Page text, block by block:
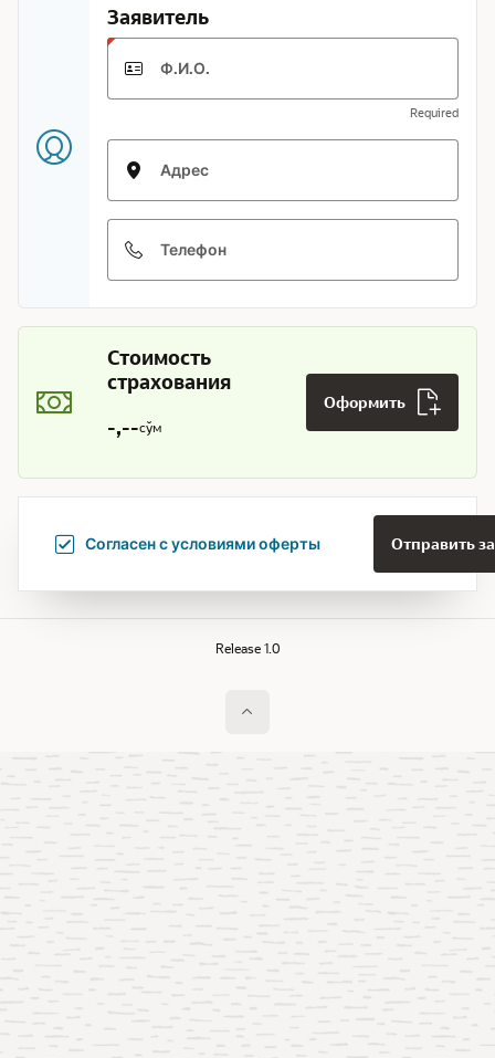
Заявитель
Ф.И.О.
Required
Адрес
Телефон
Стоимость
страхования
-,--сўм
Оформить
Согласен с условиями оферты Отправить
Release 1.0